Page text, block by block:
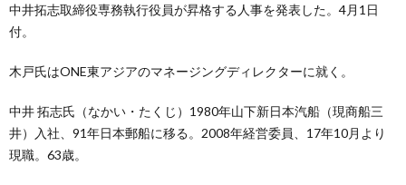
中井拓志取締役専務執行役員が昇格する人事を発表した。4月1日
付。
木戸氏はONE東アジアのマネージングディレクターに就く。
中井 拓志氏（なかい・たくじ）1980年山下新日本汽船（現商船三
井）入社、91年日本郵船に移る。2008年経営委員、17年10月より
現職。63歳。